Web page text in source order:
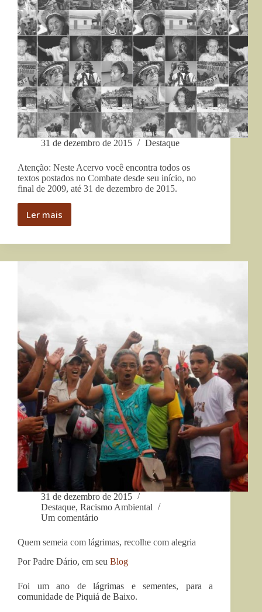
31 de dezembro de 2015 Destaque
Atenção: Neste Acervo você encontra todos os
textos postados no Combate desde seu início, no
final de 2009, até 31 de dezembro de 2015.
Ler mais
Atenção:
Acervo
Combate
desde
seu
início,
no
final
de
2009,
até
31
dezembro
de
2015.
31 de dezembro de 2015
Destaque, Racismo Ambiental
Um comentário
Quem semeia com lágrimas, recolhe com alegria
Por Padre Dário, em seu Blog
Foi um ano de lágrimas e sementes, para a
comunidade de Piquiá de Baixo.